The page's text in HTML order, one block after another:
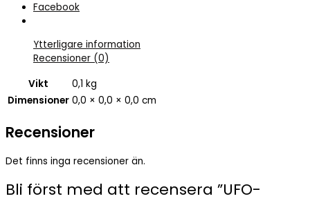
Facebook
Ytterligare information
Recensioner (0)
Vikt
0,1 kg
Dimensioner 0,0 × 0,0 × 0,0 cm
Recensioner
Det finns inga recensioner än.
Bli först med att recensera ”UFO-